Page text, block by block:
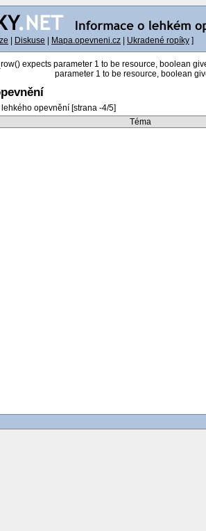
Diskuse Mapa.opevneni.cz Ukradené ropíky ]
expects parameter 1 to be resource, boolean
parameter 1 to be resource, boolean
opevnění [strana -4/5]
Téma